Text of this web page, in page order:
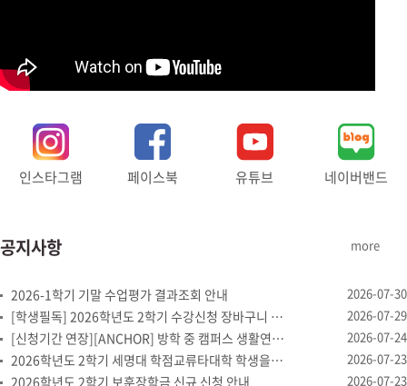
인스타그램 페이스북 유튜브 네이버밴드
공지사항
2026-1학기 기말 수업평가 결과조회 안내 2026-07-30
[학생필독] 2026학년도 2학기 수강신청 장바구니 제도 안내 2026-07-29
[신청기간 연장][ANCHOR] 방학 중 캠퍼스 생활연구소 '여... 2026-07-24
2026학년도 2학기 세명대 학점교류타대학 학생을 위한 개설강좌... 2026-07-23
2026학년도 2학기 보훈장학금 신규 신청 안내 2026-07-23
more